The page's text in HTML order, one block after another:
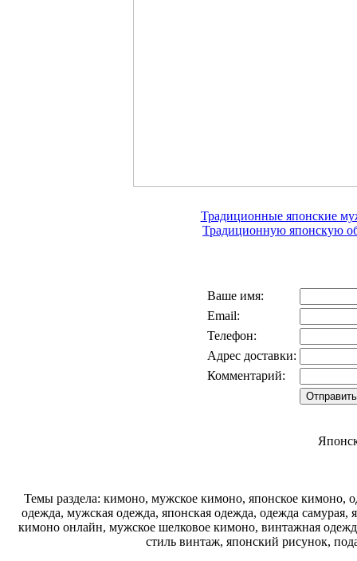
Традиционные японские
Традиционную японскую
Ваше имя:
Email:
Телефон:
Адрес доставки:
Комментарий:
Темы раздела: кимоно, мужское кимоно, японское кимоно,
одежда, мужская одежда, японская одежда, одежда самурая,
кимоно онлайн, мужское шелковое кимоно, винтажная
стиль винтаж, японский рисунок,